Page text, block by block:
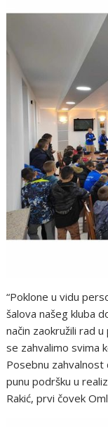
“Poklone u vidu
šalova našeg kluba
način zaokružili rad
se zahvalimo svima
Posebnu
punu podršku u
Rakić, prvi čovek